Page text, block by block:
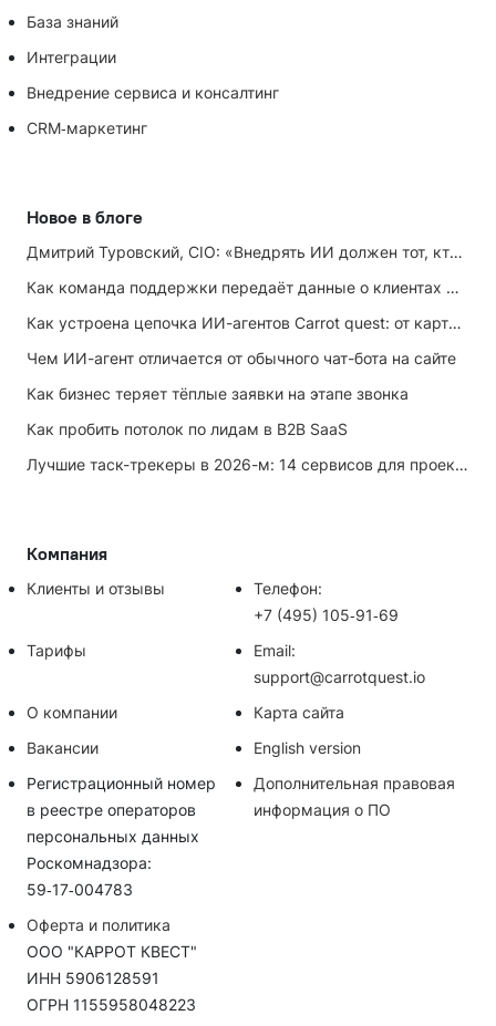
База знаний
Интеграции
Внедрение сервиса и консалтинг
CRM‑маркетинг
Новое в блоге
Дмитрий Туровский, CIO: «Внедрять ИИ должен тот, кто ИИ не любит»
Как команда поддержки передаёт данные о клиентах маркетингу
Как устроена цепочка ИИ-агентов Carrot quest: от карточки лида до записи на встречу
Чем ИИ-агент отличается от обычного чат-бота на сайте
Как бизнес теряет тёплые заявки на этапе звонка
Как пробить потолок по лидам в B2B SaaS
Лучшие таск-трекеры в 2026-м: 14 сервисов для проектов и личных задач
Компания
Клиенты и отзывы
Телефон:
+7 (495) 105‑91‑69
Тарифы
Email:
support@carrotquest.io
О компании
Карта сайта
Вакансии
English version
Регистрационный номер
в реестре операторов
персональных данных
Роскомнадзора:
59‑17‑004783
Дополнительная правовая
информация о ПО
Оферта и политика
ООО "КАРРОТ КВЕСТ"
ИНН 5906128591
ОГРН 1155958048223